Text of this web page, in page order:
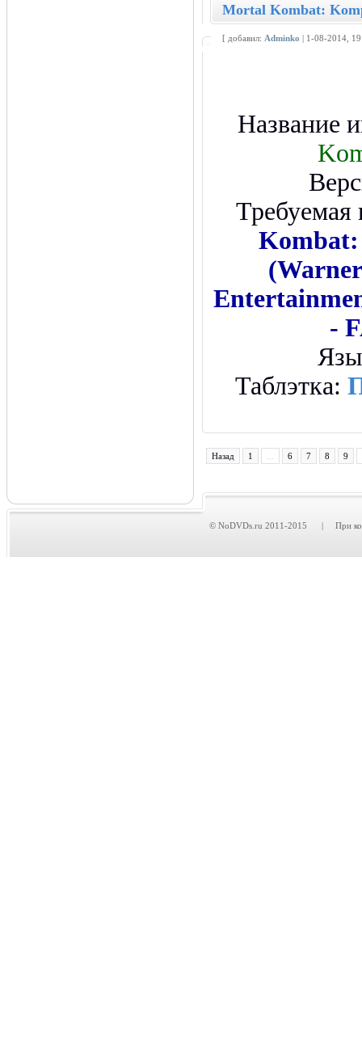
Mortal Kombat:
[ добавил: Adminko | 1-08-2014,
Название
-
Таблэтка:
Назад 1 6 7 8 9
© NoDVDs.ru 2011-2015 | При